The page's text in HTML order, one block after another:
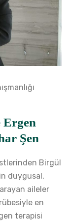
Ergen
Şen
Birgül
duygusal,
aileler
en
terapisi